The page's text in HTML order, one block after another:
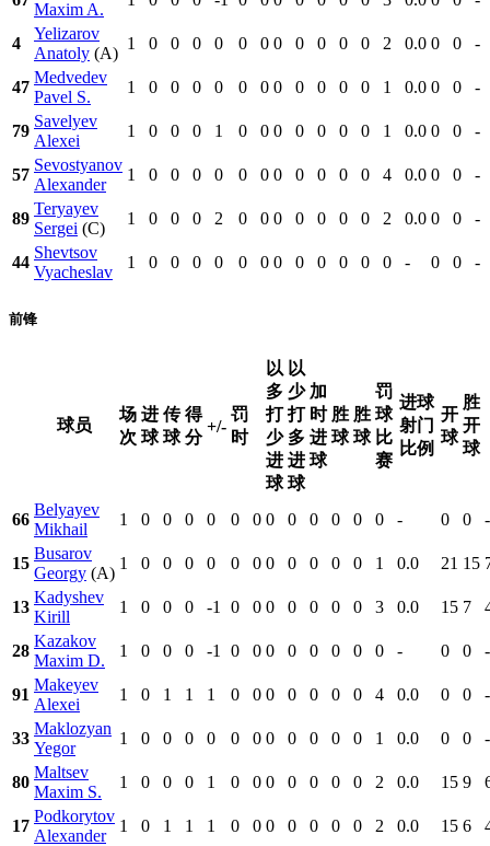
Maxim A.
4
Yelizarov
Anatoly (A)
1 0 0 0 0 0 0 0 0 0 0 0 2 0.0 0 0 -
47
Medvedev
Pavel S.
1 0 0 0 0 0 0 0 0 0 0 0 1 0.0 0 0 -
79
Savelyev
Alexei
1 0 0 0 1 0 0 0 0 0 0 0 1 0.0 0 0 -
57
Sevostyanov
Alexander
1 0 0 0 0 0 0 0 0 0 0 0 4 0.0 0 0 -
89
Teryayev
Sergei (C)
1 0 0 0 2 0 0 0 0 0 0 0 2 0.0 0 0 -
44
Shevtsov
Vyacheslav
1 0 0 0 0 0 0 0 0 0 0 0 0 - 0 0 -
前锋
球员
场
次
进
球
传
球
得
分
+/-
罚
时
以
多
打
少
进
球
以
少
打
多
进
球
加
时
进
球
胜
球
胜
球
罚
球
比
赛
进球
射门
比例
开
球
胜
开
球
66
Belyayev
Mikhail
1 0 0 0 0 0 0 0 0 0 0 0 0 - 0 0 -
15
Busarov
Georgy (A)
1 0 0 0 0 0 0 0 0 0 0 0 1 0.0 21 15
13
Kadyshev
Kirill
1 0 0 0 -1 0 0 0 0 0 0 0 3 0.0 15 7
28
Kazakov
Maxim D.
1 0 0 0 -1 0 0 0 0 0 0 0 0 - 0 0 -
91
Makeyev
Alexei
1 0 1 1 1 0 0 0 0 0 0 0 4 0.0 0 0 -
33
Maklozyan
Yegor
1 0 0 0 0 0 0 0 0 0 0 0 1 0.0 0 0 -
80
Maltsev
Maxim S.
1 0 0 0 1 0 0 0 0 0 0 0 2 0.0 15 9
17
Podkorytov
Alexander
1 0 1 1 1 0 0 0 0 0 0 0 2 0.0 15 6